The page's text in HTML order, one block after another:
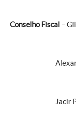
Conselho Fiscal –
Alexandre de
Jacir